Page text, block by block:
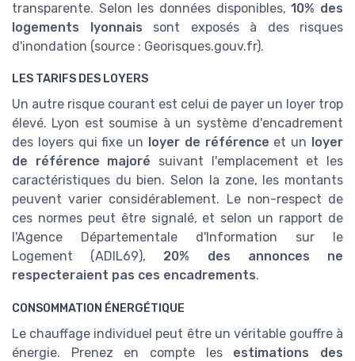
transparente. Selon les données disponibles,10% des
logements lyonnais sont exposés à des risques
d'inondation (source : Georisques.gouv.fr).
LES TARIFS DES LOYERS
Un autre risque courant est celui de payer un loyer trop
élevé. Lyon est soumise à un système d'encadrement
des loyers qui fixe un
loyer de référence et un
loyer
de référence majoré suivant l'emplacement et les
caractéristiques du bien. Selon la zone, les montants
peuvent varier considérablement. Le non-respect de
ces normes peut être signalé, et selon un rapport de
l'Agence Départementale d'Information sur le
Logement (ADIL69), 20% des annonces ne
respecteraient pas ces encadrements.
CONSOMMATION ÉNERGÉTIQUE
Le chauffage individuel peut être un véritable gouffre à
énergie. Prenez en compte les estimations des